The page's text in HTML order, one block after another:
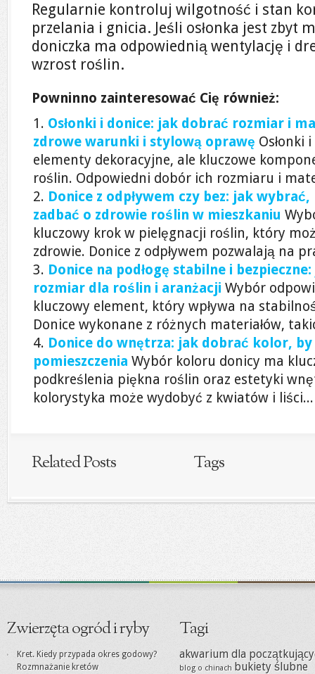
Regularnie kontroluj wilgotność i stan
przelania i gnicia. Jeśli osłonka jest zbyt
doniczka ma odpowiednią wentylację i
wzrost roślin.
Powninno zainteresować Cię również:
Osłonki i donice: jak dobrać rozmiar i
zdrowe warunki i stylową oprawę Osłonki
elementy dekoracyjne, ale kluczowe
roślin. Odpowiedni dobór ich rozmiaru i
Donice z odpływem czy bez: jak
zadbać o zdrowie roślin w mieszkaniu
kluczowy krok w pielęgnacji roślin, który
zdrowie. Donice z odpływem pozwalają na
Donice na podłogę stabilne i
rozmiar dla roślin i aranżacji Wybór
kluczowy element, który wpływa na
Donice wykonane z różnych materiałów,
Donice do wnętrza: jak dobrać kolor,
pomieszczenia Wybór koloru donicy ma
podkreślenia piękna roślin oraz estetyki
kolorystyka może wydobyć z kwiatów i liści...
Related Posts Tags
Zwierzęta ogród i ryby
Kret. Kiedy przypada okres godowy?
Rozmnażanie kretów
Tagi
akwarium dla
blog o chinach bukiety ślubne